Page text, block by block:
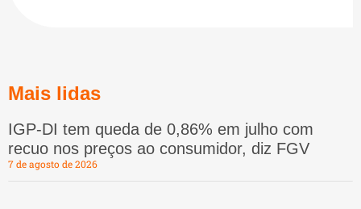
Mais lidas
IGP-DI tem queda de 0,86% em julho com
recuo nos preços ao consumidor, diz FGV
7 de agosto de 2026